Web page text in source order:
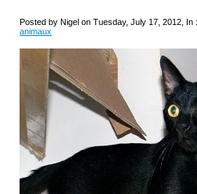
Posted by Nigel on Tuesday, July 17, 2012, In :
animaux